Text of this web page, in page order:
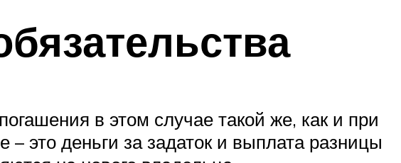
в этом случае такой же, как и при
это деньги за задаток и выплата разницы